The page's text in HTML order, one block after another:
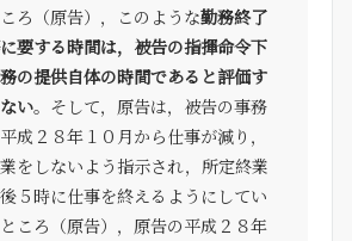
ろ（原告），このような勤務終了
要する時間は，被告の指揮命令下
の提供自体の時間であると評価す
い。そして，原告は，被告の事務
成２８年１０月から仕事が減り，
をしないよう指示され，所定終業
５時に仕事を終えるようにしてい
ころ（原告），原告の平成２８年